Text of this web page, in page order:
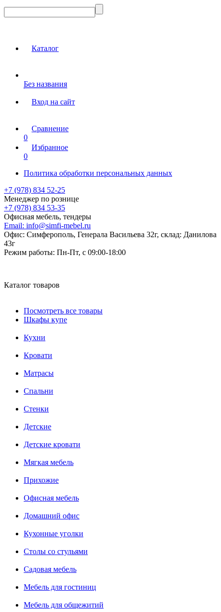
Каталог
Без названия
Вход на сайт
Сравнение
0
Избранное
0
Политика обработки персональных данных
+7 (978) 834 52-25
Менеджер по рознице
+7 (978) 834 53-35
Офисная мебель, тендеры
Email: info@simfi-mebel.ru
Офис: Симферополь, Генерала Васильева 32г, склад: Данилова
43г
Режим работы: Пн-Пт, с 09:00-18:00
Каталог товаров
Посмотреть все товары
Шкафы купе
Кухни
Кровати
Матрасы
Cпальни
Стенки
Детские
Детские кровати
Мягкая мебель
Прихожие
Офисная мебель
Домашний офис
Кухонные уголки
Столы со стульями
Садовая мебель
Мебель для гостиниц
Мебель для общежитий